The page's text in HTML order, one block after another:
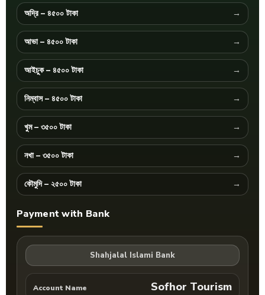
অদ্রি – ৪৫০০ টাকা
আভা – ৪৫০০ টাকা
আইচুক – ৪৫০০ টাকা
নিম্বাস – ৪৫০০ টাকা
খুম – ৩৫০০ টাকা
নখা – ৩৫০০ টাকা
কৌমুদি – ২৫০০ টাকা
Payment with Bank
Shahjalal Islami Bank
Account Name Sofhor Tourism